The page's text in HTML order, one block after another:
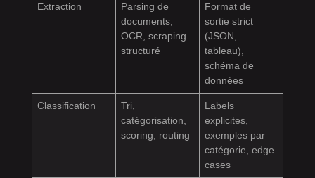
Extraction
Parsing de
documents,
OCR, scraping
structuré
Format de
sortie strict
(JSON,
tableau),
schéma de
données
Classification
Tri,
catégorisation,
scoring, routing
Labels
explicites,
exemples par
catégorie, edge
cases